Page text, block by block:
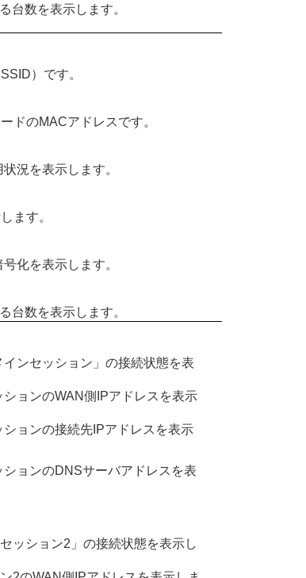
台数を表示します。
）です。
ドのMACアドレスです。
況を表示します。
ます。
化を表示します。
台数を表示します。
インセッション」の接続状態を表
ションのWAN側IPアドレスを表示
ションの接続先IPアドレスを表示
ションのDNSサーバアドレスを表
ッション2」の接続状態を表示し